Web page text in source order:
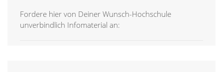
Fordere hier von Deiner Wunsch-Hochschule
unverbindlich Infomaterial an: